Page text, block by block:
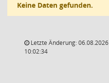
Keine Daten gefunden.
Letzte Änderung: 06.08.2026
10:02:34